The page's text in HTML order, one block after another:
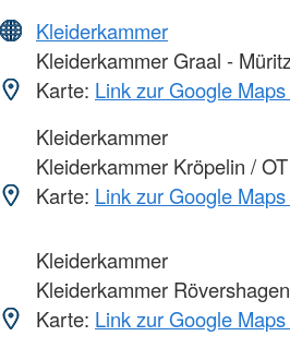
Kleiderkammer
Kleiderkammer Graal -
Karte: Link zur Google
Kleiderkammer
Kleiderkammer Kröpelin /
Karte: Link zur Google
Kleiderkammer
Kleiderkammer Rövershagen
Karte: Link zur Google